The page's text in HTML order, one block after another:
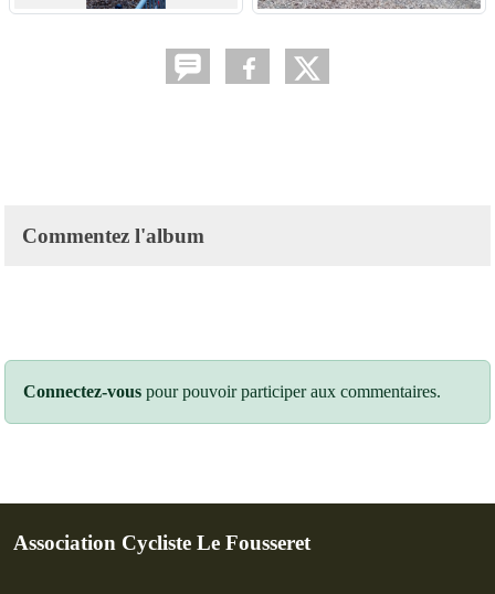
Commentez l'album
Connectez-vous pour pouvoir participer aux commentaires.
Association Cycliste Le Fousseret